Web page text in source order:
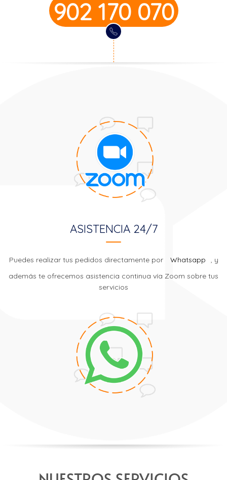
902 170 070
ASISTENCIA 24/7
Puedes realizar tus pedidos directamente por Whatsapp
, y
además te ofrecemos asistencia continua vía Zoom sobre tus
servicios